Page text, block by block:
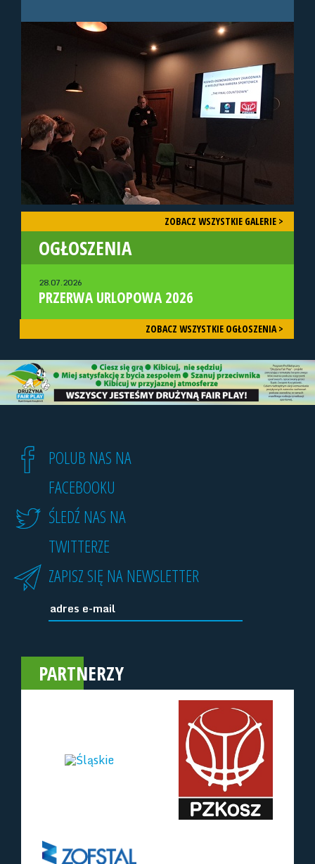
ZOBACZ WSZYSTKIE GALERIE >
OGŁOSZENIA
28.07.2026
PRZERWA URLOPOWA 2026
ZOBACZ WSZYSTKIE OGŁOSZENIA >
POLUB NAS NA
FACEBOOKU
ŚLEDŹ NAS NA
TWITTERZE
ZAPISZ SIĘ NA NEWSLETTER
PARTNERZY